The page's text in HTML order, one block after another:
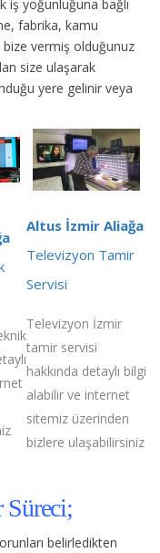
iş yoğunluğuna bağlı
fabrika, kamu
vermiş olduğunuz
size ulaşarak
yere gelinir veya
Altus İzmir Aliağa
Televizyon Tamir
Servisi
Televizyon İzmir
tamir servisi
hakkında detaylı bilgi
alabilir ve internet
sitemiz üzerinden
bizlere ulaşabilirsiniz
Süreci;
belirledikten